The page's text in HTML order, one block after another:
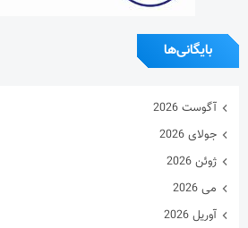
بایگانی‌ها
آگوست 2026
جولای 2026
ژوئن 2026
می 2026
آوریل 2026